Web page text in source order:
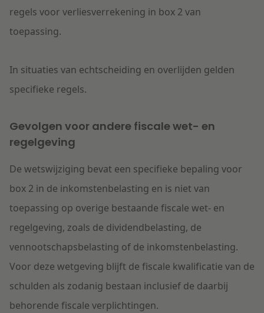
regels voor verliesverrekening in box 2 van
toepassing.
In situaties van echtscheiding en overlijden gelden
specifieke regels.
Gevolgen voor andere fiscale wet- en
regelgeving
De wetswijziging bevat een specifieke bepaling voor
box 2 in de inkomstenbelasting en is niet van
toepassing op overige bestaande fiscale wet- en
regelgeving, zoals de dividendbelasting, de
vennootschapsbelasting of de inkomstenbelasting.
Voor deze wetgeving blijft de fiscale kwalificatie van de
schulden als zodanig bestaan inclusief de daarbij
behorende fiscale verplichtingen.